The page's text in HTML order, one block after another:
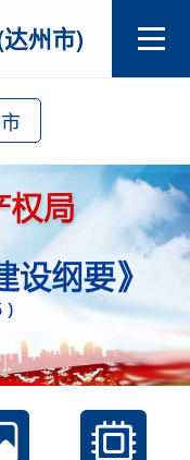
州市)